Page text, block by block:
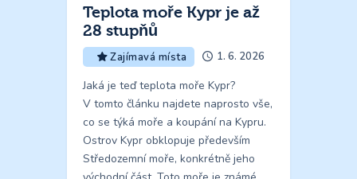
Teplota moře Kypr je až
28 stupňů
Zajímavá místa 1. 6. 2026
Jaká je teď teplota moře Kypr?
V tomto článku najdete naprosto vše,
co se týká moře a koupání na Kypru.
Ostrov Kypr obklopuje především
Středozemní moře, konkrétně jeho